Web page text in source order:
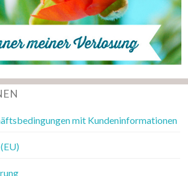
mit Kundeninformationen